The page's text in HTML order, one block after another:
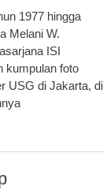
1977 hingga
Melani W.
ISI
kumpulan foto
USG di Jakarta, di